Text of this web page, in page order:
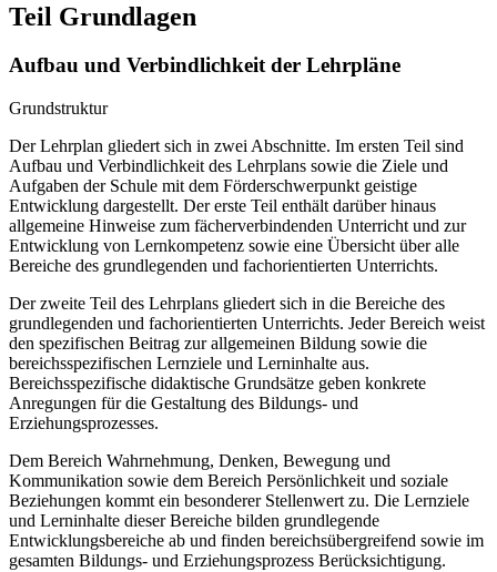
Teil Grundlagen
Aufbau und Verbindlichkeit der Lehrpläne
Grundstruktur
Der Lehrplan gliedert sich in zwei Abschnitte. Im ersten Teil sind
Aufbau und Verbindlichkeit des Lehrplans sowie die Ziele und
Aufgaben der Schule mit dem Förderschwerpunkt geistige
Entwicklung dargestellt. Der erste Teil enthält darüber hinaus
allgemeine Hinweise zum fächerverbindenden Unterricht und zur
Entwicklung von Lernkompetenz sowie eine Übersicht über alle
Bereiche des grundlegenden und fachorientierten Unterrichts.
Der zweite Teil des Lehrplans gliedert sich in die Bereiche des
grundlegenden und fachorientierten Unterrichts. Jeder Bereich weist
den spezifischen Beitrag zur allgemeinen Bildung sowie die
bereichsspezifischen Lernziele und Lerninhalte aus.
Bereichsspezifische didaktische Grundsätze geben konkrete
Anregungen für die Gestaltung des Bildungs- und
Erziehungsprozesses.
Dem Bereich Wahrnehmung, Denken, Bewegung und
Kommunikation sowie dem Bereich Persönlichkeit und soziale
Beziehungen kommt ein besonderer Stellenwert zu. Die Lernziele
und Lerninhalte dieser Bereiche bilden grundlegende
Entwicklungsbereiche ab und finden bereichsübergreifend sowie im
gesamten Bildungs- und Erziehungsprozess Berücksichtigung.